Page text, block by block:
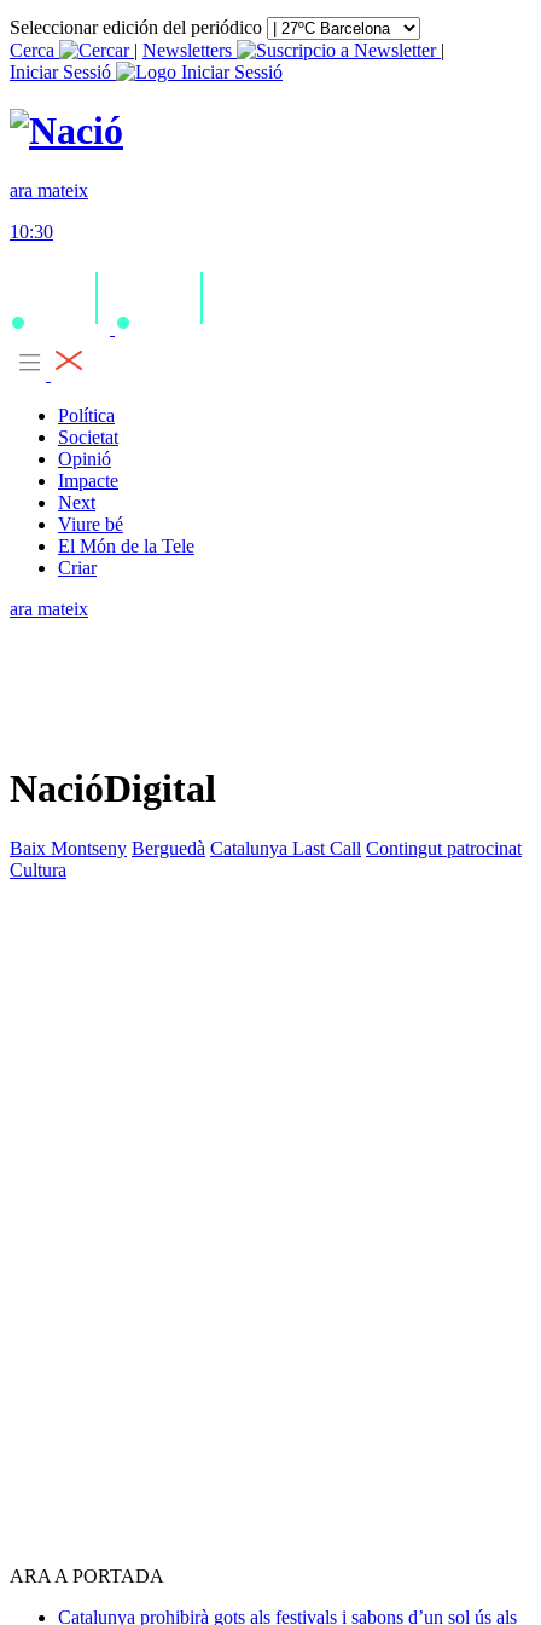
Seleccionar edición del periódico
Cerca
| Newsletters
|
Iniciar Sessió
ara mateix
10:30
Política
Societat
Opinió
Impacte
Next
Viure bé
El Món de la Tele
Criar
ara mateix
NacióDigital
Baix Montseny Berguedà Catalunya Last Call Contingut patrocinat
Cultura
ARA A PORTADA
Catalunya prohibirà gots als festivals i sabons d’un sol ús als